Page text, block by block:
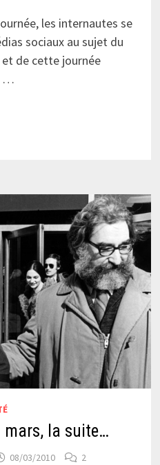
les internautes se
sociaux au sujet du
de cette journée
…
mars, la suite…
08/03/2010 2